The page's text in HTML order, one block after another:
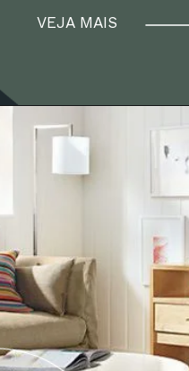
VEJA MAIS